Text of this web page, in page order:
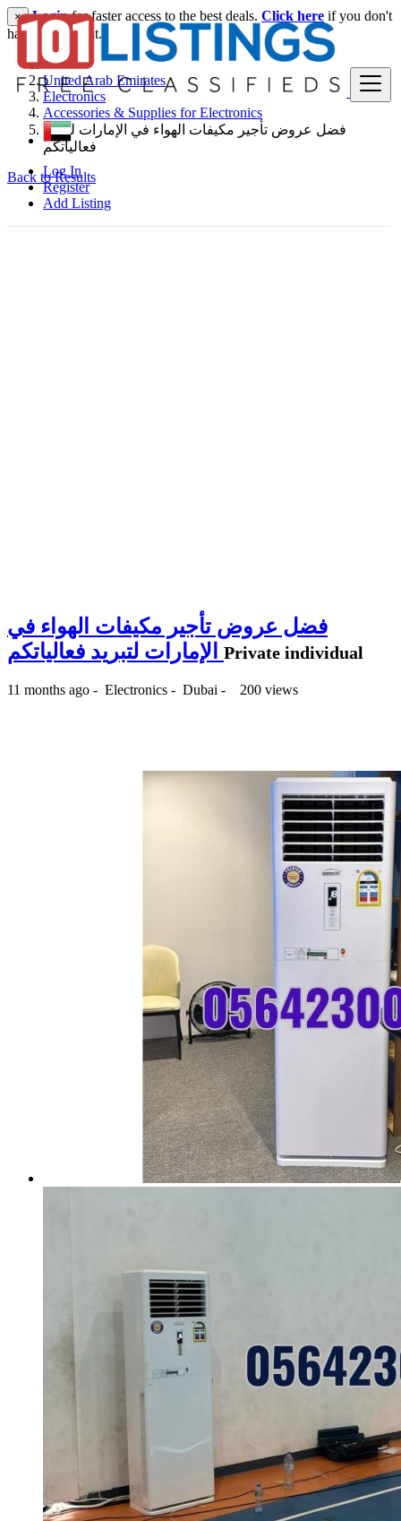
Log In
Register
Add Listing
× Loginfor faster access to the best deals. Click here if you don't
have an account.
United Arab Emirates
Electronics
Accessories & Supplies for Electronics
فضل عروض تأجير مكيفات الهواء في الإمارات لتبريد
فعالياتكم
Back to Results
فضل عروض تأجير مكيفات الهواء في
Private individual
11 months ago - Electronics - Dubai - 200 views